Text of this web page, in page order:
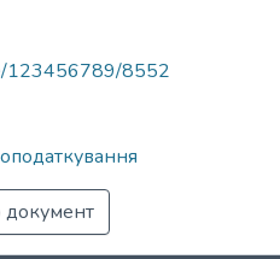
123456789/8552
документ